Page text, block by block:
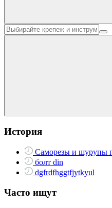
История
Саморезы и шурупы
болт din
dgfrdfhggtfjytkyul
Часто ищут